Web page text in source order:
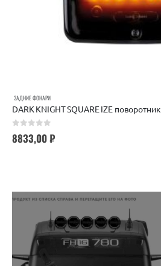
ЗАДНИЕ ФОНАРИ
DARK KNIGHT SQUARE IZE поворотник
8833,00₽